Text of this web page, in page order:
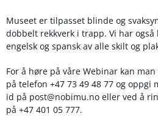
Museet er tilpasset blinde og
dobbelt rekkverk i trapp. Vi har også
engelsk og spansk av alle skilt og
For å høre på våre Webinar kan
på telefon +47 73 49 48 77 og
id på post@nobimu.no eller ved å
på +47 401 05 777.